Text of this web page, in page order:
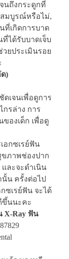
นถึงกระดูกที่
สมบูรณ์หรือไม่,
ที่เกิดการบาด
ได้รับบาดเจ็บ
ยประเมินรอย
)
จนเพื่อดูการ
รล่าง การ
องเด็ก เพื่อดู
อกซเรย์ฟัน
ขภาพช่องปาก
ละจะดำเนิน
น ครั้งต่อไป
ซเรย์ฟัน จะได้
ขึ้นนะคะ
X-Ray ฟัน